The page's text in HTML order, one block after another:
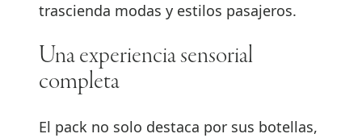
trascienda modas y estilos pasajeros.
Una experiencia sensorial
completa
El pack no solo destaca por sus botellas,